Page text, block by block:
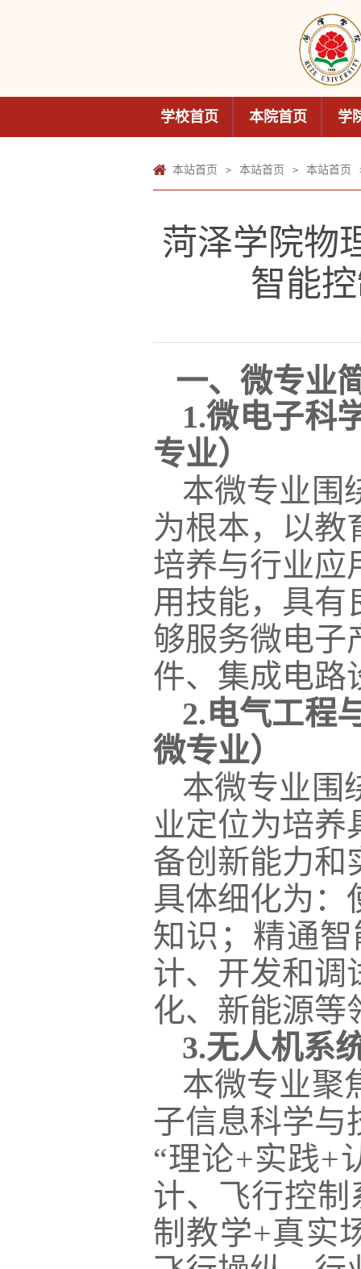
学校首页 本院首页 学
本站首页 > 本站首页 > 本站首页
菏泽学院物
智能
一、微专业
1.微电子科
专业）
本微专业围
为根本，以教
培养与行业应
用技能，具有
够服务微电子
件、集成电路
2.电气工程
微专业）
本微专业围
业定位为培养
备创新能力和
具体细化为：
知识；精通
计、开发和调
化、新能源等
3.无人机系
本微专业聚
子信息科学与
“理论+实践+
计、飞行控
制教学+真实